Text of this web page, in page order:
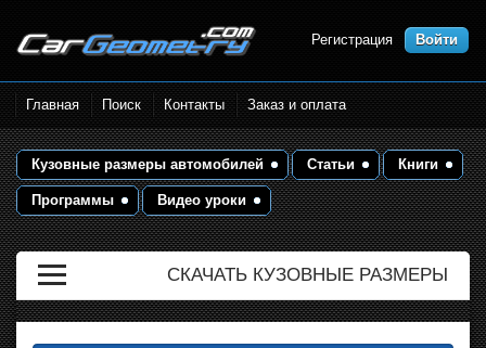
Размеры кузова автомобилей.
Контрольные точки и кузовные
размеры. Геометрия кузова
Регистрация Войти
Главная Поиск Контакты Заказ и оплата
Кузовные размеры автомобилей Статьи Книги
Программы Видео уроки
СКАЧАТЬ КУЗОВНЫЕ РАЗМЕРЫ